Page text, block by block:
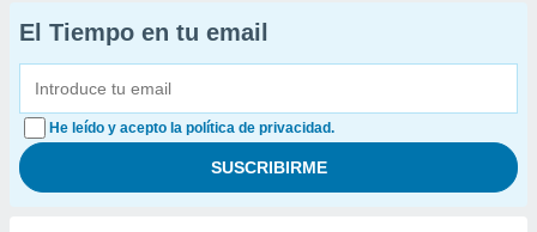
El Tiempo en tu email
He leído y acepto la política de privacidad.